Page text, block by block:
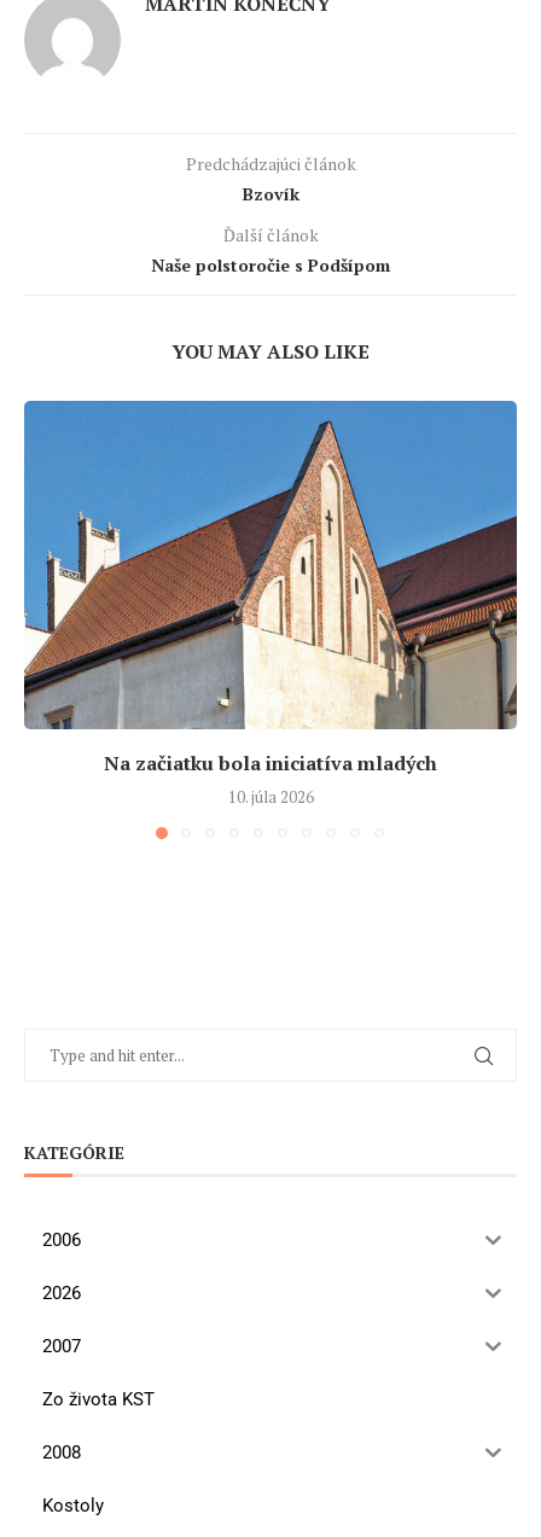
Predchádzajúci článok
Bzovík
Ďalší článok
Naše polstoročie s Podšípom
YOU MAY ALSO LIKE
Na začiatku bola iniciatíva mladých
10. júla 2026
KATEGÓRIE
2006
2026
2007
Zo života KST
2008
Kostoly